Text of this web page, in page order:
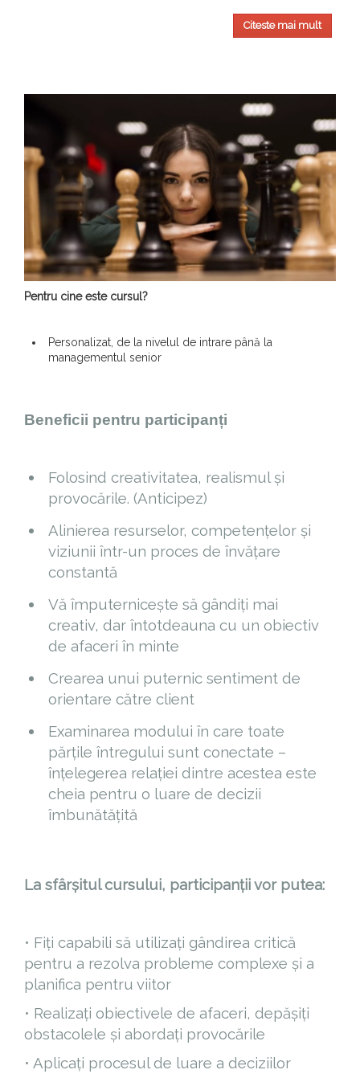
Citeste mai mult
Pentru cine este cursul?
Personalizat, de la nivelul de intrare până la
managementul senior
Beneficii pentru participanți
Folosind creativitatea, realismul și
provocările. (Anticipez)
Alinierea resurselor, competențelor și
viziunii într-un proces de învățare
constantă
Vă împuternicește să gândiți mai
creativ, dar întotdeauna cu un obiectiv
de afaceri în minte
Crearea unui puternic sentiment de
orientare către client
Examinarea modului în care toate
părțile întregului sunt conectate –
înțelegerea relației dintre acestea este
cheia pentru o luare de decizii
îmbunătățită
La sfârșitul cursului, participanții vor putea:
• Fiți capabili să utilizați gândirea critică
pentru a rezolva probleme complexe și a
planifica pentru viitor
• Realizați obiectivele de afaceri, depășiți
obstacolele și abordați provocările
• Aplicați procesul de luare a deciziilor